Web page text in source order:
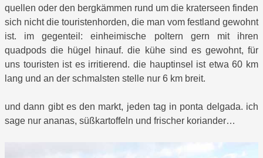
quellen oder den bergkämmen rund um die kraterseen finden
sich nicht die touristenhorden, die man vom festland gewohnt
ist. im gegenteil: einheimische poltern gern mit ihren
quadpods die hügel hinauf. die kühe sind es gewohnt, für
uns touristen ist es irritierend. die hauptinsel ist etwa 60 km
lang und an der schmalsten stelle nur 6 km breit.
und dann gibt es den markt, jeden tag in ponta delgada. ich
sage nur ananas, süßkartoffeln und frischer koriander…